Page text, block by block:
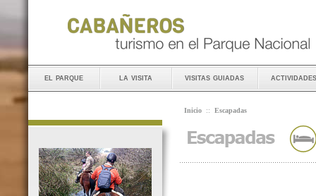
el parque la visita visitas guiadas actividades
Inicio :: Escapadas